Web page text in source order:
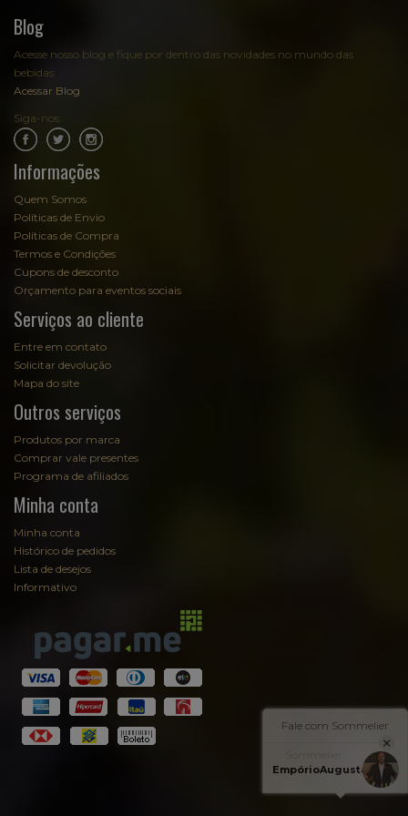
Blog
Acesse nosso blog e fique por dentro das novidades no mundo das
bebidas:
Acessar Blog
Siga-nos:
Informações
Quem Somos
Políticas de Envio
Políticas de Compra
Termos e Condições
Cupons de desconto
Orçamento para eventos sociais
Serviços ao cliente
Entre em contato
Solicitar devolução
Mapa do site
Outros serviços
Produtos por marca
Comprar vale presentes
Programa de afiliados
Minha conta
Minha conta
Histórico de pedidos
Lista de desejos
Informativo
Sommelier
EmpórioAugusta